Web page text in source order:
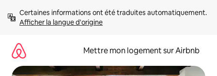
directement
Afficher la langue d'origine
Mettre mon logement sur Airbnb